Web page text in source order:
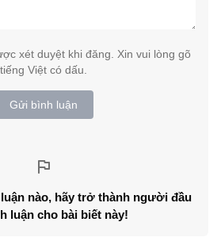
xét duyệt khi đăng. Xin vui lòng gõ
tiếng Việt có dấu.
Gửi bình luận
nào, hãy trở thành người đầu
luận cho bài biết này!